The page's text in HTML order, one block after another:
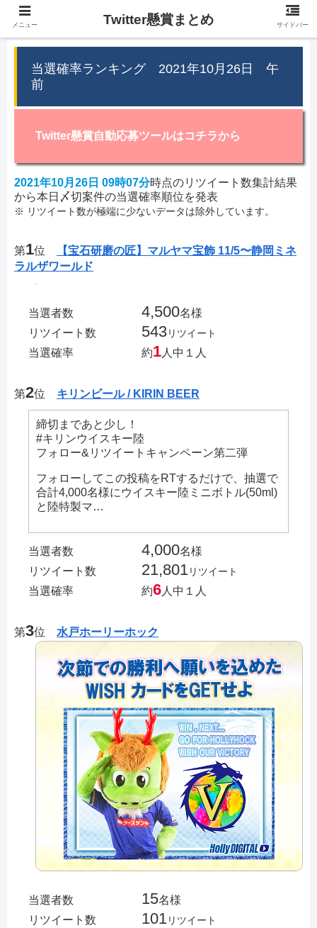
当選確率ランキング 2021年10月26日 午
前
Twitter懸賞自動応募ツールはコチラから
2021年10月26日 09時07分時点のリツイート数集計結果
から本日〆切案件の当選確率順位を発表
※ リツイート数が極端に少ないデータは除外しています。
第1位
【宝石研磨の匠】マルヤマ宝飾 11/5〜静岡ミネ
ラルザワールド
当選者数 4,500名様
リツイート数
543リツイート
当選確率 約1 人中１人
第2位 キリンビール / KIRIN BEER
締切まであと少し！
#キリンウイスキー陸
フォロー&リツイートキャンペーン第二弾
フォローしてこの投稿をRTするだけで、抽選で
合計4,000名様にウイスキー陸ミニボトル(50ml)
と陸特製マ…
当選者数 4,000名様
リツイート数
21,801リツイート
当選確率 約6 人中１人
第3位 水戸ホーリーホック
当選者数 15名様
リツイート数
101 リツイート
メニュー Twitter懸賞まとめ サイドバー